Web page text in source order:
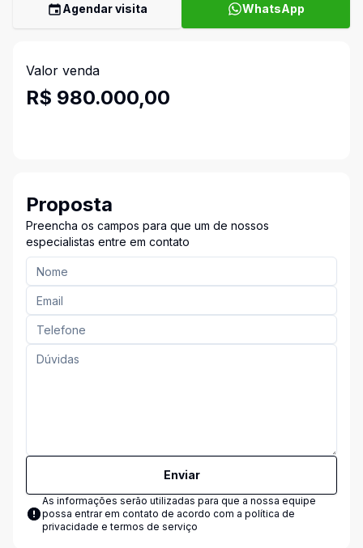
Agendar visita WhatsApp
Valor venda
R$ 980.000,00
Proposta
Preencha os campos para que um de nossos
especialistas entre em contato
Enviar
As informações serão utilizadas para que a nossa equipe
possa entrar em contato de acordo com a política de
privacidade e termos de serviço